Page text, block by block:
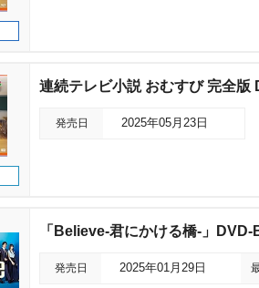
連続テレビ小説 おむすび 完全版
発売日 2025年05月23日
「Believe-君にかける橋-」DVD-
発売日 2025年01月29日